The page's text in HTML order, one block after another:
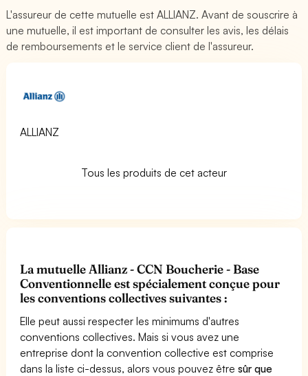
L'assureur de cette mutuelle est ALLIANZ. Avant de souscrire à
une mutuelle, il est important de consulter les avis, les délais
de remboursements et le service client de l'assureur.
ALLIANZ
Tous les produits de cet acteur
La mutuelle Allianz - CCN Boucherie - Base
Conventionnelle est spécialement conçue pour
les conventions collectives suivantes :
Elle peut aussi respecter les minimums d'autres
conventions collectives. Mais si vous avez une
entreprise dont la convention collective est comprise
dans la liste ci-dessus, alors vous pouvez êtresûr que